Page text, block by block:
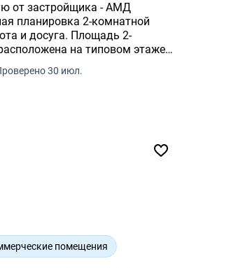
от застройщика - АМД
планировка 2-комнатной
Площадь 2-
на типовом этаже
30 июл.
помещения